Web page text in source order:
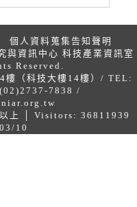
個人資料蒐集告知聲明
與資訊中心 科技產業資訊室
Reserved.
樓（科技大樓14樓）/ TEL:
7838 /
上 │ Visitors: 36811939
10